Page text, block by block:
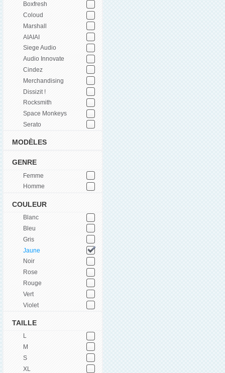
Boxfresh
Coloud
Marshall
AIAIAI
Siege Audio
Audio Innovate
Cindez
Merchandising
Dissizit !
Rocksmith
Space Monkeys
Serato
MODÈLES
GENRE
Femme
Homme
COULEUR
Blanc
Bleu
Gris
Jaune
Noir
Rose
Rouge
Vert
Violet
TAILLE
L
M
S
XL